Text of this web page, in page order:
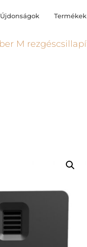
Újdonságok Termékek